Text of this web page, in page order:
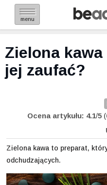
menu
Zielona
jej zaufać?
Ocena artykułu: 4.1/5 (
Zielona kawa to preparat,
odchudzających.